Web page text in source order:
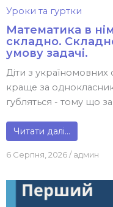
Уроки та гуртки
Математика в
складно.
умову задачі.
Діти з україномовних
краще за
губляться - тому що
Читати далі…
6 Серпня, 2026/админ